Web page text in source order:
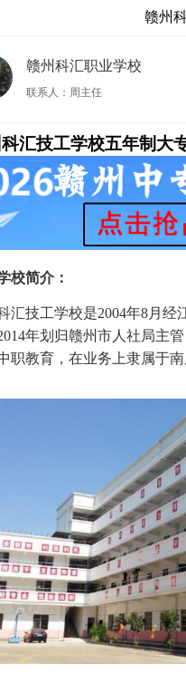
赣州
赣州科汇职业学校
联系人：周主任
汇技工学校五年制大
校简介：
汇技工学校是2004年8月
年划归赣州市人社局主
职教育，在业务上隶属于南